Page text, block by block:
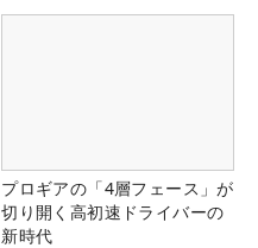
プロギアの「4層フェース」が
切り開く高初速ドライバーの
新時代